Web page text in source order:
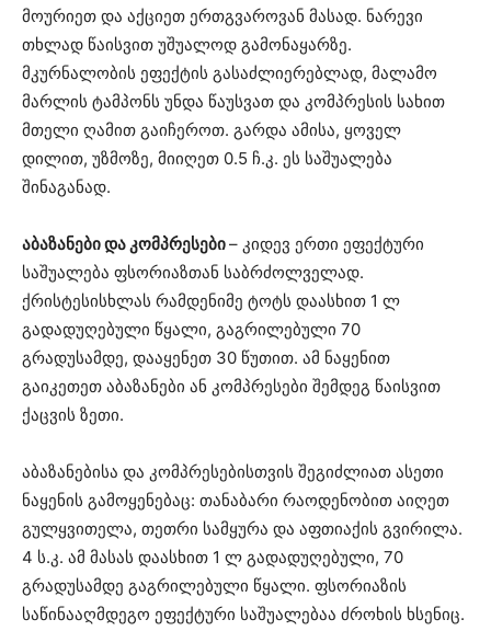
მოურიეთ და აქციეთ ერთგვაროვან მასად. ნარევი
თხლად წაისვით უშუალოდ გამონაყარზე.
მკურნალობის ეფექტის გასაძლიერებლად, მალამო
მარლის ტამპონს უნდა წაუსვათ და კომპრესის სახით
მთელი ღამით გაიჩეროთ. გარდა ამისა, ყოველ
დილით, უზმოზე, მიიღეთ 0.5 ჩ.კ. ეს საშუალება
შინაგანად.
აბაზანები და კომპრესები– კიდევ ერთი ეფექტური
საშუალება ფსორიაზთან საბრძოლველად.
ქრისტესისხლას რამდენიმე ტოტს დაასხით 1 ლ
გადადუღებული წყალი, გაგრილებული 70
გრადუსამდე, დააყენეთ 30 წუთით. ამ ნაყენით
გაიკეთეთ აბაზანები ან კომპრესები შემდეგ წაისვით
ქაცვის ზეთი.
აბაზანებისა და კომპრესებისთვის შეგიძლიათ ასეთი
ნაყენის გამოყენებაც: თანაბარი რაოდენობით აიღეთ
გულყვითელა, თეთრი სამყურა და აფთიაქის გვირილა.
4 ს.კ. ამ მასას დაასხით 1 ლ გადადუღებული, 70
გრადუსამდე გაგრილებული წყალი. ფსორიაზის
საწინააღმდეგო ეფექტური საშუალებაა ძროხის ხსენიც.